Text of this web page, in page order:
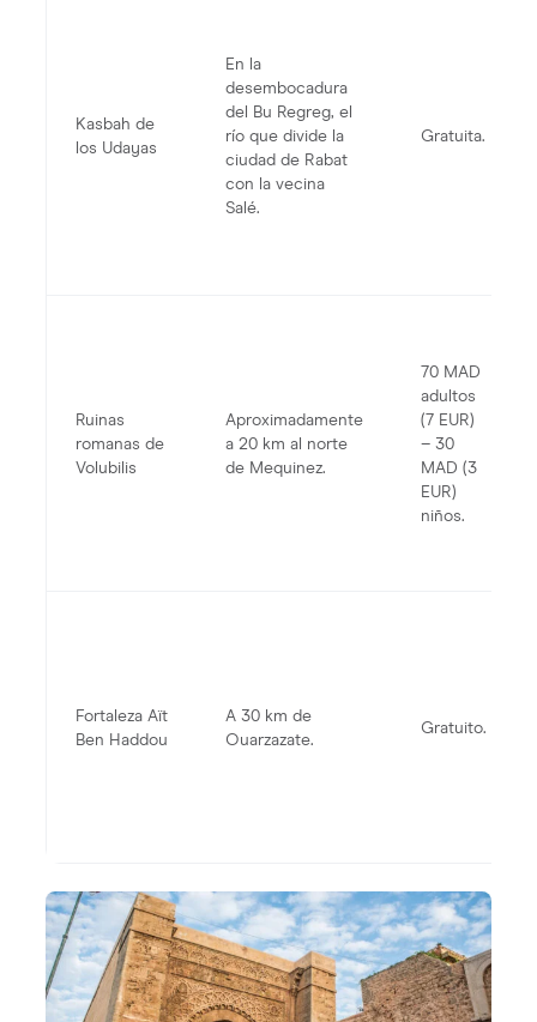
Kasbah de
los Udayas
En la
desembocadura
del Bu Regreg, el
río que divide la
ciudad de Rabat
con la vecina
Salé.
Gratuita.
Ruinas
romanas de
Volubilis
Aproximadamente
a 20 km al norte
de Mequinez.
70 MAD
adultos
(7 EUR)
– 30
MAD (3
EUR)
niños.
Fortaleza Aït
Ben Haddou
A 30 km de
Ouarzazate.
Gratuito.